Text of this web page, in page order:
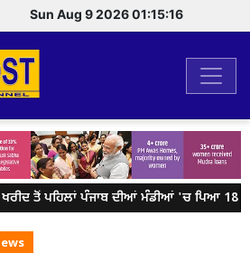
Sun Aug 9 2026 01:15:16
ਤੋਂ ਪਹਿਲਾਂ ਪੰਜਾਬ ਦੀਆਂ ਮੰਡੀਆਂ 'ਚ ਪਿਆ 18